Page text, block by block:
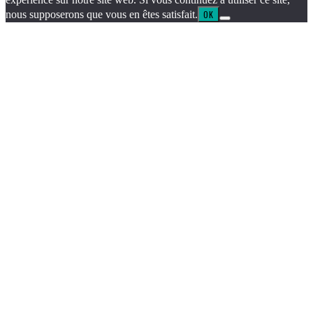
nous supposerons que vous en êtes satisfait. OK